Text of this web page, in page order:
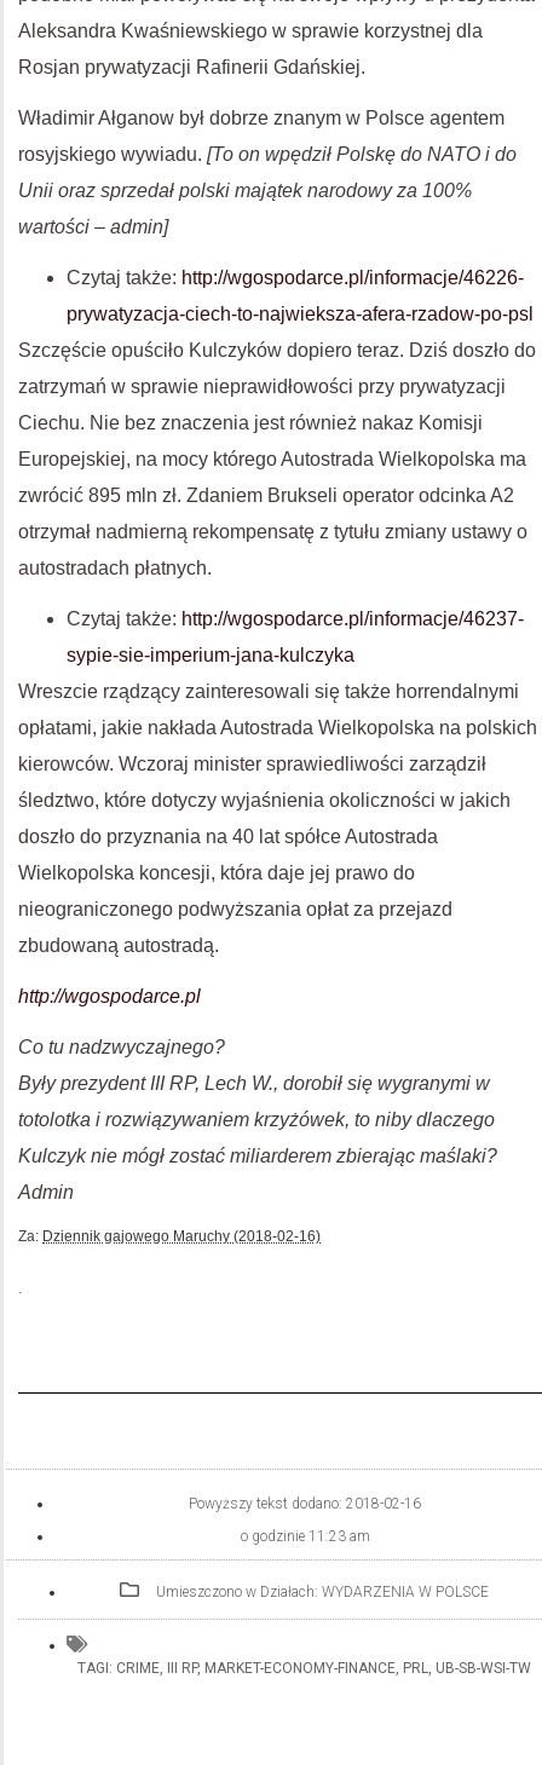
Aleksandra Kwaśniewskiego w sprawie korzystnej dla
Rosjan prywatyzacji Rafinerii Gdańskiej.
Władimir Ałganow był dobrze znanym w Polsce agentem
rosyjskiego wywiadu. [To on wpędził Polskę do NATO i do
Unii oraz sprzedał polski majątek narodowy za 100%
wartości – admin]
Czytaj także: http://wgospodarce.pl/informacje/46226-
prywatyzacja-ciech-to-najwieksza-afera-rzadow-po-psl
Szczęście opuściło Kulczyków dopiero teraz. Dziś doszło do
zatrzymań w sprawie nieprawidłowości przy prywatyzacji
Ciechu. Nie bez znaczenia jest również nakaz Komisji
Europejskiej, na mocy którego Autostrada Wielkopolska ma
zwrócić 895 mln zł. Zdaniem Brukseli operator odcinka A2
otrzymał nadmierną rekompensatę z tytułu zmiany ustawy o
autostradach płatnych.
Czytaj także: http://wgospodarce.pl/informacje/46237-
sypie-sie-imperium-jana-kulczyka
Wreszcie rządzący zainteresowali się także horrendalnymi
opłatami, jakie nakłada Autostrada Wielkopolska na polskich
kierowców. Wczoraj minister sprawiedliwości zarządził
śledztwo, które dotyczy wyjaśnienia okoliczności w jakich
doszło do przyznania na 40 lat spółce Autostrada
Wielkopolska koncesji, która daje jej prawo do
nieograniczonego podwyższania opłat za przejazd
zbudowaną autostradą.
http://wgospodarce.pl
Co tu nadzwyczajnego?
Były prezydent III RP, Lech W., dorobił się wygranymi w
totolotka i rozwiązywaniem krzyżówek, to niby dlaczego
Kulczyk nie mógł zostać miliarderem zbierając maślaki?
Admin
Za: Dziennik gajowego Maruchy (2018-02-16)
Powyższy tekst dodano: 2018-02-16
o godzinie 11:23 am
Umieszczono w Działach: WYDARZENIA W POLSCE
TAGI: CRIME, III RP, MARKET-ECONOMY-FINANCE, PRL, UB-SB-WSI-TW